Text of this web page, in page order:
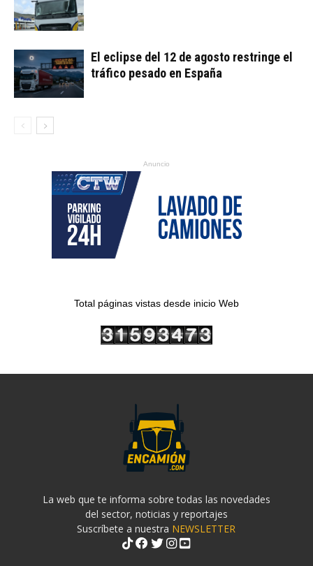
El eclipse del 12 de agosto restringe el
tráfico pesado en España
Anuncio
Total páginas vistas desde inicio Web
La web que te informa sobre todas las novedades
del sector, noticias y reportajes
Suscríbete a nuestra NEWSLETTER